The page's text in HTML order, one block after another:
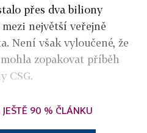
přes dva biliony
největší veřejně
Není však vyloučené, že
zopakovat příběh
CSG.
90 % ČLÁNKU